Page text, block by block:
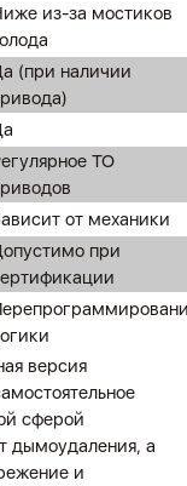
из-за мостиков
(при наличии
ТО
от механики
при
версия
сферой
дымоудаления, а
и